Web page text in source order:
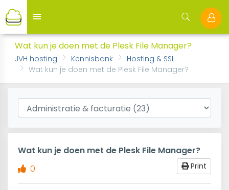
Wat kun je doen met de Plesk File Manager?
JVH hosting Kennisbank
Hosting & SSL
Wat kun je doen met de Plesk File Manager?
Wat kun je doen met de Plesk File Manager?
Print
0